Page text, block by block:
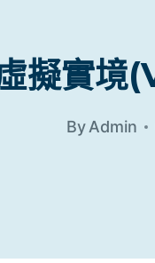
擬實境
ByAdmin